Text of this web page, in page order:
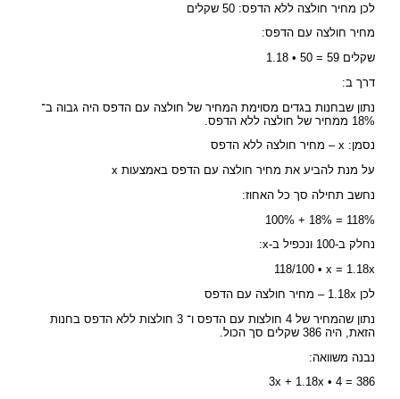
לכן מחיר חולצה ללא הדפס: 50 שקלים
מחיר חולצה עם הדפס:
1.18 • 50 = 59 שקלים
דרך ב:
נתון שבחנות בגדים מסוימת המחיר של חולצה עם הדפס היה גבוה ב־
18% ממחיר של חולצה ללא הדפס.
נסמן: x – מחיר חולצה ללא הדפס
על מנת להביע את מחיר חולצה עם הדפס באמצעות x
נחשב תחילה סך כל האחוז:
100% + 18% = 118%
נחלק ב-100 ונכפיל ב-x:
118/100 • x = 1.18x
לכן 1.18x – מחיר חולצה עם הדפס
נתון שהמחיר של 4 חולצות עם הדפס ו־ 3 חולצות ללא הדפס בחנות
הזאת, היה 386 שקלים סך הכול.
נבנה משוואה:
3x + 1.18x • 4 = 386